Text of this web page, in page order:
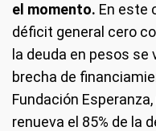
el momento. En este
déficit general cero
la deuda en pesos
brecha de
Fundación
renueva el 85% de la